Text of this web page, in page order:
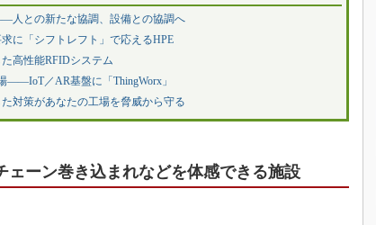
人との新たな協調、設備との協調へ
に「シフトレフト」で応えるHPE
高性能RFIDシステム
――IoT／AR基盤に「ThingWorx」
対策があなたの工場を脅威から守る
ーン巻き込まれなどを体感できる施設